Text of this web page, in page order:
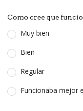
Como cree que
Muy bien
Bien
Regular
Funcionaba mejor